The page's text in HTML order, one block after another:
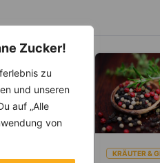
Zucker!
zu
und unseren
auf „Alle
von
KRÄUTER &